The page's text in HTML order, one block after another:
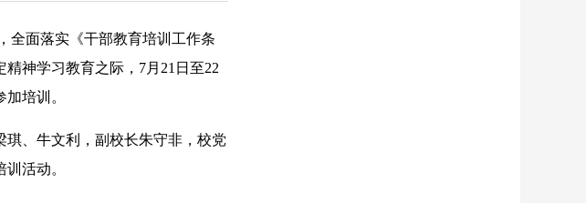
全面落实《干部教育培训工作条
神学习教育之际，7月21日至22
培训。
、牛文利，副校长朱守非，校党
活动。